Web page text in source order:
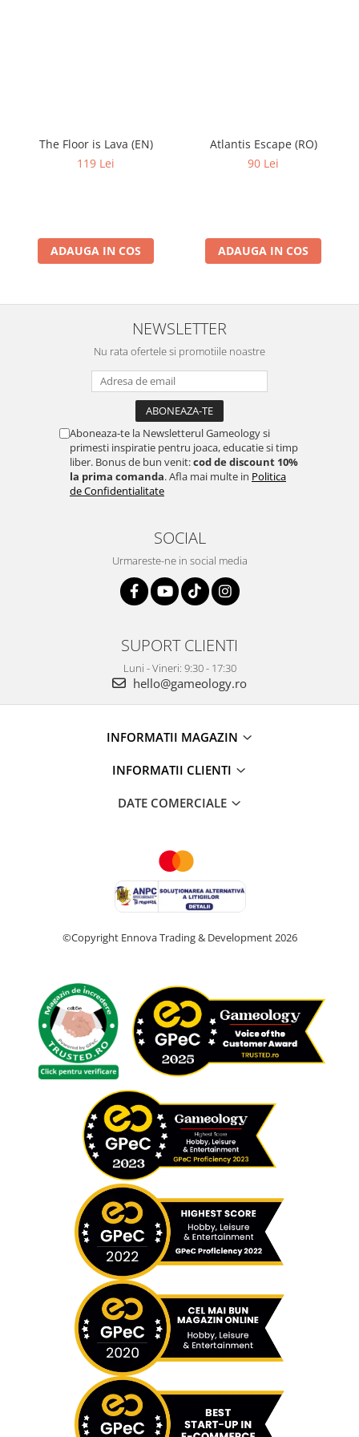
The Floor is Lava (EN)
119 Lei
ADAUGA IN COS
Atlantis Escape (RO)
90 Lei
ADAUGA IN COS
NEWSLETTER
Nu rata ofertele si promotiile noastre
Aboneaza-te la Newsletterul Gameology si
primesti inspiratie pentru joaca, educatie si timp
liber. Bonus de bun venit:cod de discount 10%
la prima comanda. Afla mai multe in Politica
de Confidentialitate
SOCIAL
Urmareste-ne in social media
SUPORT CLIENTI
Luni - Vineri: 9:30 - 17:30
hello@gameology.ro
INFORMATII MAGAZIN
INFORMATII CLIENTI
DATE COMERCIALE
©Copyright Ennova Trading & Development 2026